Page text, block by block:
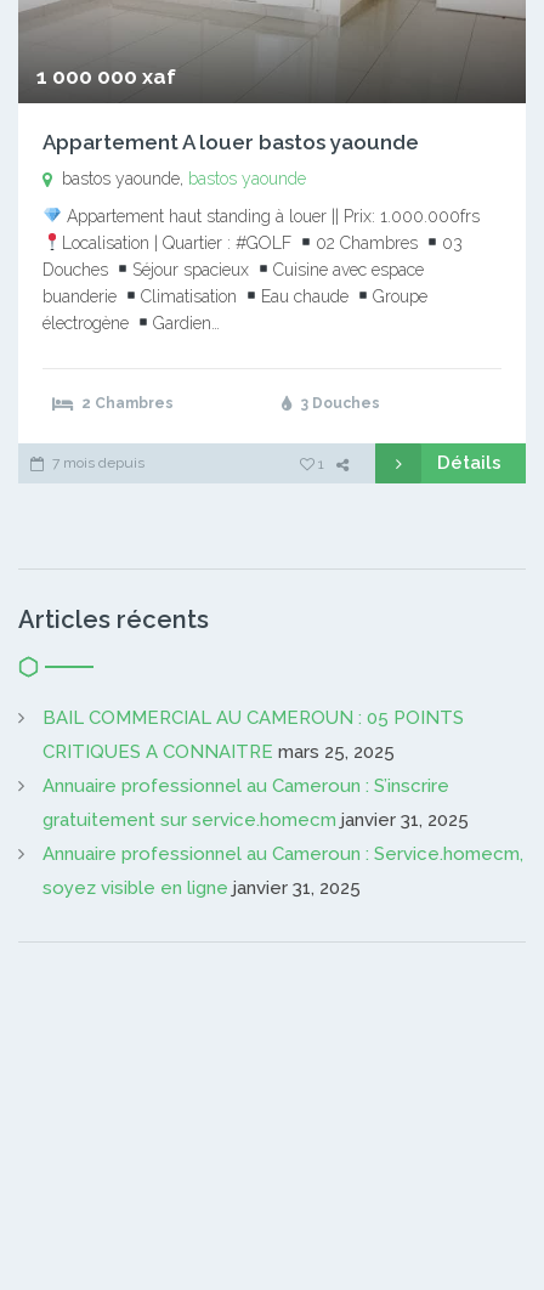
1 000 000 xaf
Appartement A louer bastos yaounde
bastos yaounde, bastos yaounde
Appartement haut standing à louer || Prix: 1.000.000frs
Localisation | Quartier : #GOLF
02 Chambres
03
Douches
Séjour spacieux
Cuisine avec espace
buanderie
Climatisation Eau chaude
Groupe
électrogène
Gardien…
2 Chambres 3 Douches
7 mois depuis 1 Détails
Articles récents
BAIL COMMERCIAL AU CAMEROUN : 05 POINTS
CRITIQUES A CONNAITRE mars 25, 2025
Annuaire professionnel au Cameroun : S’inscrire
gratuitement sur service.homecm janvier 31, 2025
Annuaire professionnel au Cameroun : Service.homecm,
soyez visible en ligne janvier 31, 2025